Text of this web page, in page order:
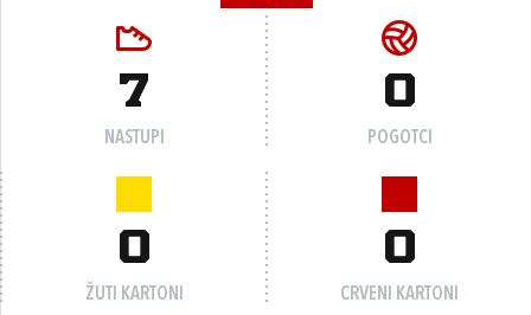
7
NASTUPI
0
POGOTCI
0
ŽUTI KARTONI
0
CRVENI KARTONI